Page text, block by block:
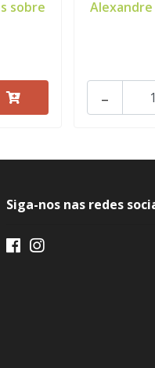
sobre
Alexandre
-
Siga-nos nas redes